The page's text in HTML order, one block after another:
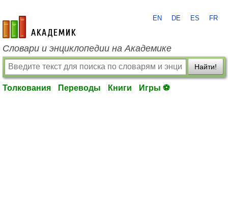
academic.ru
EN DE ES FR
Словари и энциклопедии на Академике
Найти!
Толкования Переводы Книги Игры ⚽